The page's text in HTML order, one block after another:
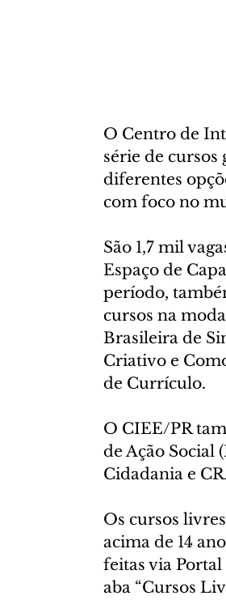
O Centro de
série de
diferentes
com foco no
São 1,7 mil
Espaço de
período,
cursos na
Brasileira de
Criativo e
de Currículo.
O CIEE/PR
de Ação Social
Cidadania e
Os cursos
acima de 14
feitas via
aba “Cursos